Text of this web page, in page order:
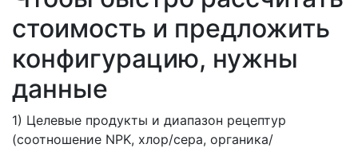
стоимость и предложить
конфигурацию, нужны
данные
1) Целевые продукты и диапазон рецептур
(соотношение NPK, хлор/сера, органика/